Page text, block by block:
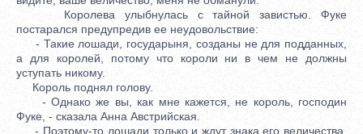
Королева улыбнулась с тайной завистью. Фуке
постарался предупредив ее неудовольствие:
- Такие лошади, государыня, созданы не для подданных,
а для королей, потому что короли ни в чем не должны
уступать никому.
Король поднял голову.
- Однако же вы, как мне кажется, не король, господин
Фуке, - сказала Анна Австрийская.
- Поэтому-то лошади только и ждут знака его величества,